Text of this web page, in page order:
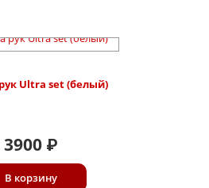
Ultra set (белый)
3900 ₽
В корзину